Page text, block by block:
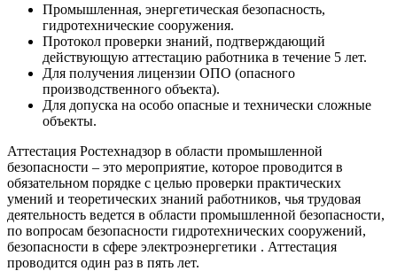
Промышленная, энергетическая безопасность,
гидротехнические сооружения.
Протокол проверки знаний, подтверждающий
действующую аттестацию работника в течение 5 лет.
Для получения лицензии ОПО (опасного
производственного объекта).
Для допуска на особо опасные и технически сложные
объекты.
Аттестация Ростехнадзор в области промышленной
безопасности – это мероприятие, которое проводится в
обязательном порядке с целью проверки практических
умений и теоретических знаний работников, чья трудовая
деятельность ведется в области промышленной безопасности,
по вопросам безопасности гидротехнических сооружений,
безопасности в сфере электроэнергетики . Аттестация
проводится один раз в пять лет.